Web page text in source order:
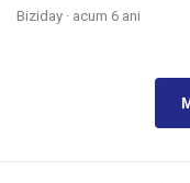
Biziday · acum 6 ani